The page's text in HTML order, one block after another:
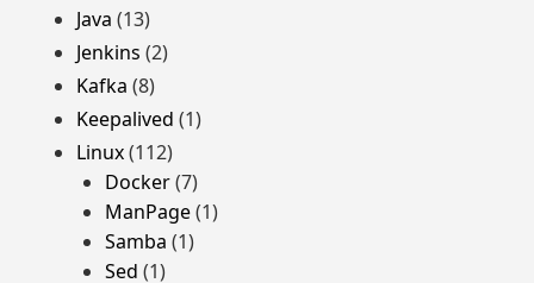
Java (13)
Jenkins (2)
Kafka (8)
Keepalived (1)
Linux(112)
Docker(7)
ManPage(1)
Samba (1)
Sed (1)